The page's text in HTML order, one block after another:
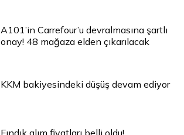
A101’in Carrefour’u devralmasına şartlı
onay! 48 mağaza elden çıkarılacak
KKM bakiyesindeki düşüş devam ediyor